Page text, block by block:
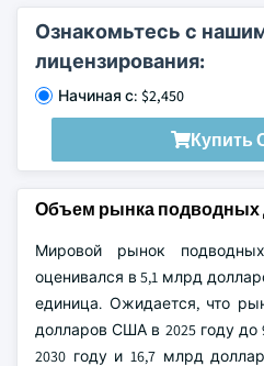
Ознакомьтесь с
лицензирования:
Начиная с: $2,450
Купить
Объем рынка подводных
Мировой рынок
оценивался в 5,1 млрд
единица. Ожидается, что
долларов США в 2025 году
2030 году и 16,7 млрд